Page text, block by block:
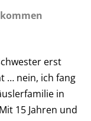
erst
… nein, ich fang
in
15 Jahren und